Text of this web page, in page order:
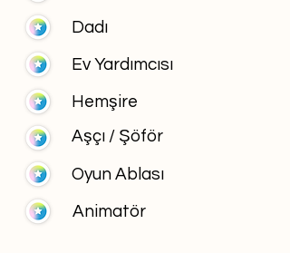
Dadı
Ev Yardımcısı
Hemşire
Aşçı / Şöför
Oyun Ablası
Animatör